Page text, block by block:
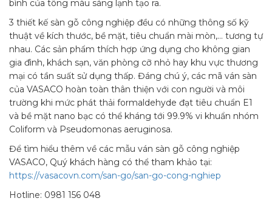
bình của tông màu sáng lạnh tạo ra.
3 thiết kế sàn gỗ công nghiệp đều có những thông số kỹ
thuật về kích thước, bề mặt, tiêu chuẩn mài mòn,… tương tự
nhau. Các sản phẩm thích hợp ứng dụng cho không gian
gia đình, khách sạn, văn phòng cỡ nhỏ hay khu vực thương
mại có tần suất sử dụng thấp. Đáng chú ý, các mã ván sàn
của VASACO hoàn toàn thân thiện với con người và môi
trường khi mức phát thải formaldehyde đạt tiêu chuẩn E1
và bề mặt nano bạc có thể kháng tới 99.9% vi khuẩn nhóm
Coliform và Pseudomonas aeruginosa.
Để tìm hiểu thêm về các mẫu ván sàn gỗ công nghiệp
VASACO, Quý khách hàng có thể tham khảo tại:
https://vasacovn.com/san-go/san-go-cong-nghiep
Hotline: 0981 156 048